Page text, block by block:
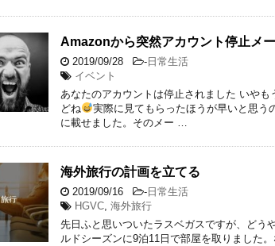
Amazonから突然アカウント停止メ
2019/09/28 - 日常生活
イベント
あなたのアカウントは停止されました いや
どね
実際に見てもらったほうが早いと思う
に載せました。そのメー …
海外旅行の計画を立てる
2019/09/16 - 日常生活
HGVC, 海外旅行
先日ふと思いついたラスベガスですが、どう
ルドシーズンに9泊11日で部屋を取りました